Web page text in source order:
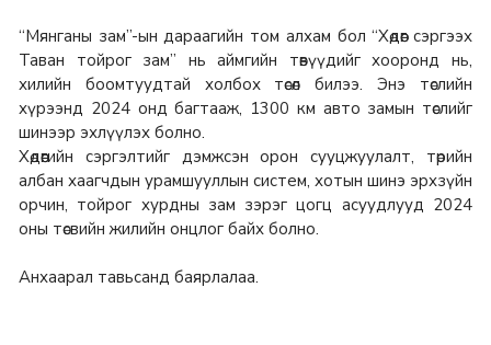
“Мянганы зам”-ын дараагийн том алхам бол “Хөдөөг сэргээх
Таван тойрог зам” нь аймгийн төвүүдийг хооронд нь,
хилийн боомтуудтай холбох төсөл билээ. Энэ төслийн
хүрээнд 2024 онд багтааж, 1300 км авто замын төслийг
шинээр эхлүүлэх болно.
Хөдөөгийн сэргэлтийг дэмжсэн орон сууцжуулалт, төрийн
албан хаагчдын урамшууллын систем, хотын шинэ эрхзүйн
орчин, тойрог хурдны зам зэрэг цогц асуудлууд 2024
оны төсвийн жилийн онцлог байх болно.
Анхаарал тавьсанд баярлалаа.